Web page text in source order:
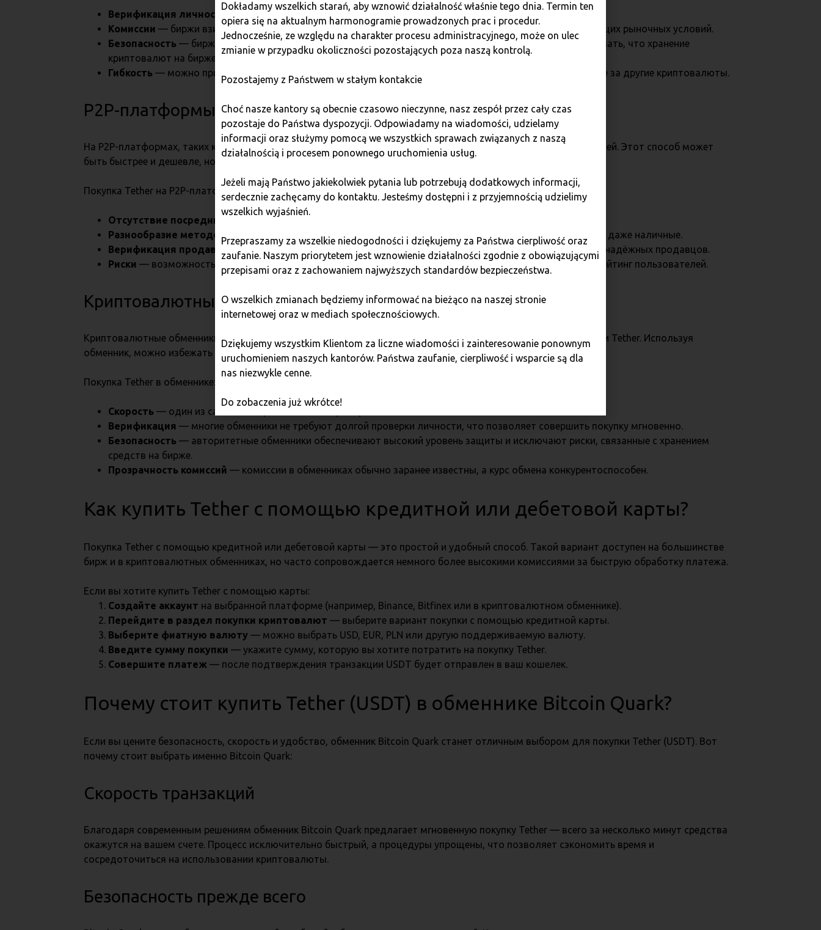
Верификация личности
— обычно требуется и может занять от нескольких минут до нескольких часов.
Комиссии — биржи взимают транзакционные сборы, размер которых зависит от способа оплаты и текущих рыночных условий.
Безопасность — биржи относительно безопасны, но стоит обратить внимание на их репутацию и учитывать, что хранение
криптовалют на бирже связано с риском кибератак.
Гибкость — можно приобрести USDT за различные фиатные валюты, такие как USD, EUR или PLN, а также за другие криптовалюты.
P2P-платформы (Peer-to-Peer)
На P2P-платформах, таких как LocalBitcoins или Paxful, можно покупать Tether напрямую у других пользователей. Этот способ может
быть быстрее и дешевле, но требует осторожности при выборе продавца.
Покупка Tether на P2P-платформах:
Отсутствие посредников
— прямая сделка между покупателем и продавцом.
Разнообразие методов оплаты
— банковские переводы, мобильные платежи, электронные кошельки и даже наличные.
Верификация продавцов
— платформы предлагают систему рейтингов, что помогает выбирать более надёжных продавцов.
Риски — возможность столкнуться с мошенниками, поэтому всегда обращайте внимание на отзывы и рейтинг пользователей.
Криптовалютные обменники
Криптовалютные обменники становятся всё более популярными как безопасные и быстрые места для покупки Tether. Используя
обменник, можно избежать сложных процедур, что делает процесс покупки простым и доступным для всех.
Покупка Tether в обменнике:
Скорость — один из самых быстрых способов приобрести
Верификация — многие обменники не требуют долгой проверки личности, что позволяет совершить покупку мгновенно.
Безопасность — авторитетные обменники обеспечивают высокий уровень защиты и исключают риски, связанные с хранением
средств на бирже.
Прозрачность комиссий — комиссии в обменниках обычно заранее известны, а курс обмена конкурентоспособен.
Как купить Tether с помощью кредитной или дебетовой карты?
Покупка Tether с помощью кредитной или дебетовой карты — это простой и удобный способ. Такой вариант доступен на большинстве
бирж и в криптовалютных обменниках, но часто сопровождается немного более высокими комиссиями за быструю обработку платежа.
Если вы хотите купить Tether с помощью карты:
Создайте аккаунт на выбранной платформе (например, Binance, Bitfinex или в криптовалютном обменнике).
Перейдите в раздел покупки криптовалют — выберите вариант покупки с помощью кредитной карты.
Выберите фиатную валюту — можно выбрать USD, EUR, PLN или другую поддерживаемую валюту.
Введите сумму покупки — укажите сумму, которую вы хотите потратить на покупку Tether.
Совершите платеж — после подтверждения транзакции USDT будет отправлен в ваш кошелек.
Почему стоит купить Tether (USDT) в обменнике Bitcoin Quark?
Если вы цените безопасность, скорость и удобство, обменник Bitcoin Quark станет отличным выбором для покупки Tether (USDT). Вот
почему стоит выбрать именно Bitcoin Quark:
Скорость транзакций
Благодаря современным решениям обменник Bitcoin Quark предлагает мгновенную покупку Tether — всего за несколько минут средства
окажутся на вашем счете. Процесс исключительно быстрый, а процедуры упрощены, что позволяет сэкономить время и
сосредоточиться на использовании криптовалюты.
Безопасность прежде всего
Dokładamy wszelkich starań, aby wznowić działalność właśnie tego dnia. Termin ten
opiera się na aktualnym harmonogramie prowadzonych prac i procedur.
Jednocześnie, ze względu na charakter procesu administracyjnego, może on ulec
zmianie w przypadku okoliczności pozostających poza naszą kontrolą.
Pozostajemy z Państwem w stałym kontakcie
Choć nasze kantory są obecnie czasowo nieczynne, nasz zespół przez cały czas
pozostaje do Państwa dyspozycji. Odpowiadamy na wiadomości, udzielamy
informacji oraz służymy pomocą we wszystkich sprawach związanych z naszą
działalnością i procesem ponownego uruchomienia usług.
Jeżeli mają Państwo jakiekolwiek pytania lub potrzebują dodatkowych informacji,
serdecznie zachęcamy do kontaktu. Jesteśmy dostępni i z przyjemnością udzielimy
wszelkich wyjaśnień.
Przepraszamy za wszelkie niedogodności i dziękujemy za Państwa cierpliwość oraz
zaufanie. Naszym priorytetem jest wznowienie działalności zgodnie z obowiązującymi
przepisami oraz z zachowaniem najwyższych standardów bezpieczeństwa.
O wszelkich zmianach będziemy informować na bieżąco na naszej stronie
internetowej oraz w mediach społecznościowych.
Dziękujemy wszystkim Klientom za liczne wiadomości i zainteresowanie ponownym
uruchomieniem naszych kantorów. Państwa zaufanie, cierpliwość i wsparcie są dla
nas niezwykle cenne.
Do zobaczenia już wkrótce!